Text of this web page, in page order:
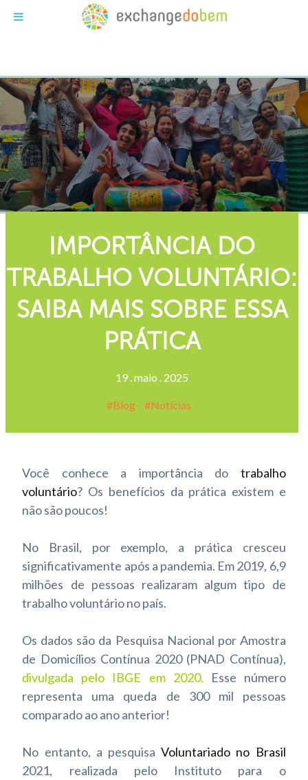
IMPORTÂNCIA DO
TRABALHO VOLUNTÁRIO:
SAIBA MAIS SOBRE ESSA
PRÁTICA
19 .maio . 2025
Blog Notícias
Você conhece a importância do trabalho
voluntário? Os benefícios da prática existem e
não são poucos!
No Brasil, por exemplo, a prática cresceu
significativamente após a pandemia. Em 2019, 6,9
milhões de pessoas realizaram algum tipo de
trabalho voluntário no país.
Os dados são da Pesquisa Nacional por Amostra
de Domicílios Contínua 2020 (PNAD Contínua),
divulgada pelo IBGE em 2020. Esse número
representa uma queda de 300 mil pessoas
comparado ao ano anterior!
No entanto, a pesquisaVoluntariado no Brasil
2021, realizada pelo Instituto para o
Exchange do Bem